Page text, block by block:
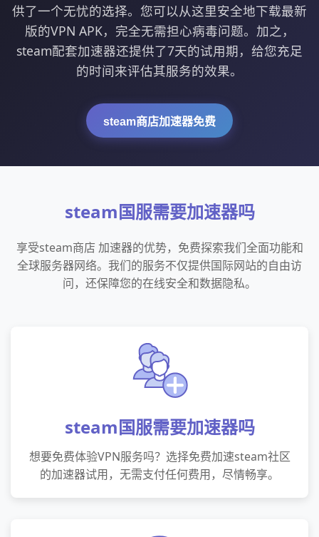
供了一个无忧的选择。您可以从这里安全地下载最新
版的VPN APK，完全无需担心病毒问题。加之，
steam配套加速器还提供了7天的试用期，给您充足
的时间来评估其服务的效果。
steam商店加速器免费
steam国服需要加速器吗
享受steam商店 加速器的优势，免费探索我们全面功能和
全球服务器网络。我们的服务不仅提供国际网站的自由访
问，还保障您的在线安全和数据隐私。
steam国服需要加速器吗
想要免费体验VPN服务吗？选择免费加速steam社区
的加速器试用，无需支付任何费用，尽情畅享。